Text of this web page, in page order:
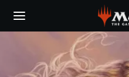
main